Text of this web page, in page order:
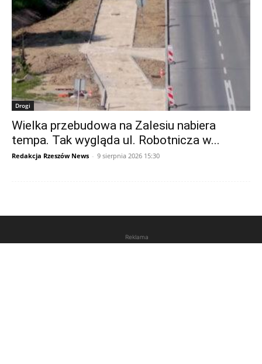
Drogi
Wielka przebudowa na Zalesiu nabiera
tempa. Tak wygląda ul. Robotnicza w...
Redakcja Rzeszów News - 9 sierpnia 2026 15:30
Reklama